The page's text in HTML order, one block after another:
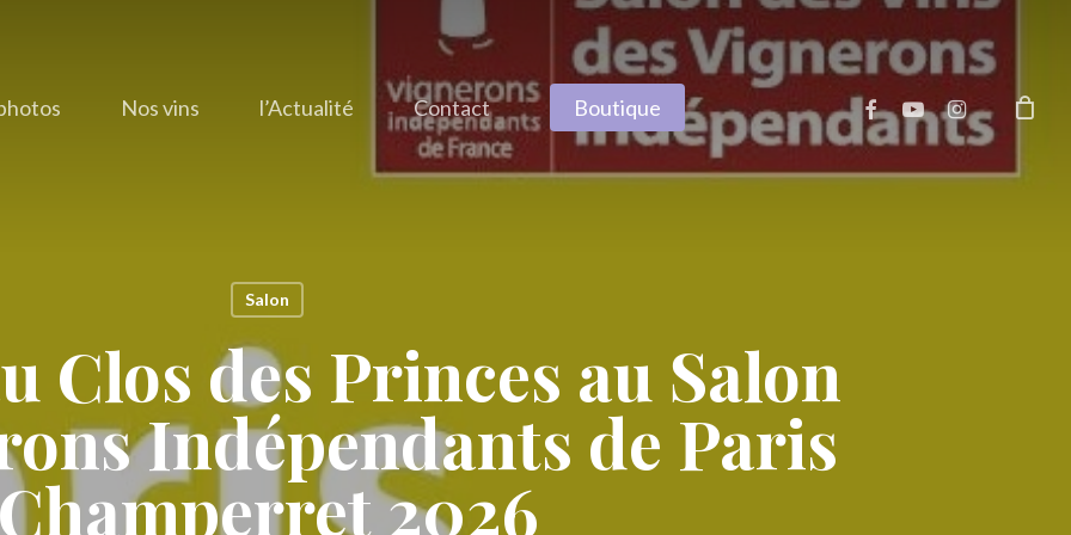
Nos vins l’Actualité Contact Boutique facebook
youtubeinstagram
Salon
Clos des Princes au Salon
Indépendants de Paris
Champerret 2026